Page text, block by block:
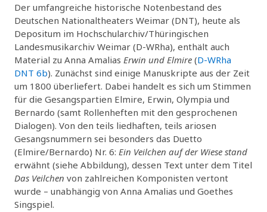
Der umfangreiche historische Notenbestand des
Deutschen Nationaltheaters Weimar (DNT), heute als
Depositum im Hochschularchiv/Thüringischen
Landesmusikarchiv Weimar (D-WRha), enthält auch
Material zu Anna Amalias Erwin und Elmire (D-WRha
DNT 6b). Zunächst sind einige Manuskripte aus der Zeit
um 1800 überliefert. Dabei handelt es sich um Stimmen
für die Gesangspartien Elmire, Erwin, Olympia und
Bernardo (samt Rollenheften mit den gesprochenen
Dialogen). Von den teils liedhaften, teils ariosen
Gesangsnummern sei besonders das Duetto
(Elmire/Bernardo) Nr. 6: Ein Veilchen auf der Wiese stand
erwähnt (siehe Abbildung), dessen Text unter dem Titel
Das Veilchen von zahlreichen Komponisten vertont
wurde – unabhängig von Anna Amalias und Goethes
Singspiel.